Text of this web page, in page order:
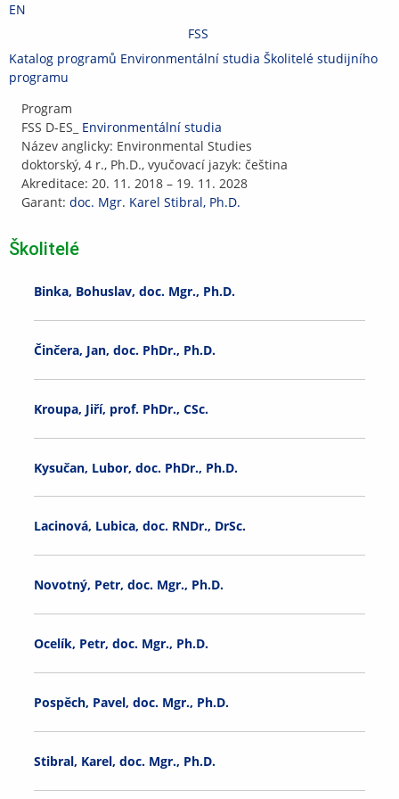
Přeskočit
lištu
Přeskočit
Přeskočit
Přeskočit
EN
FSS
Změnit
studií
>
Katalog programů >
Environmentální studia >
Školitelé studijního
programu
Program
FSS D-ES_ Environmentální studia
Název anglicky: Environmental Studies
doktorský, 4 r., Ph.D., vyučovací jazyk: čeština
Akreditace: 20. 11. 2018 – 19. 11. 2028
Garant: doc. Mgr. Karel Stibral, Ph.D.
Školitelé
Binka, Bohuslav, doc. Mgr., Ph.D.
Činčera, Jan, doc. PhDr., Ph.D.
Kroupa, Jiří, prof. PhDr., CSc.
Kysučan, Lubor, doc. PhDr., Ph.D.
Lacinová, Lubica, doc. RNDr., DrSc.
Novotný, Petr, doc. Mgr., Ph.D.
Ocelík, Petr, doc. Mgr., Ph.D.
Pospěch, Pavel, doc. Mgr., Ph.D.
Stibral, Karel, doc. Mgr., Ph.D.